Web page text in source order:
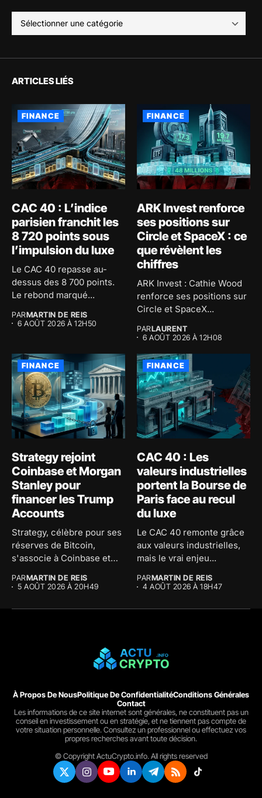
ARTICLES LIÉS
FINANCE
CAC 40 : L’indice
parisien franchit les
8 720 points sous
l’impulsion du luxe
Le CAC 40 repasse au-
dessus des 8 700 points.
Le rebond marqué...
PARMARTIN DE REIS
6 AOÛT 2026 À 12H50
FINANCE
ARK Invest renforce
ses positions sur
Circle et SpaceX : ce
que révèlent les
chiffres
ARK Invest : Cathie Wood
renforce ses positions sur
Circle et SpaceX...
PARLAURENT
6 AOÛT 2026 À 12H08
FINANCE
Strategy rejoint
Coinbase et Morgan
Stanley pour
financer les Trump
Accounts
Strategy, célèbre pour ses
réserves de Bitcoin,
s'associe à Coinbase et
PARMARTIN DE REIS
5 AOÛT 2026 À 20H49
FINANCE
CAC 40 : Les
valeurs industrielles
portent la Bourse de
Paris face au recul
du luxe
Le CAC 40 remonte grâce
aux valeurs industrielles,
mais le vrai enjeu...
PARMARTIN DE REIS
4 AOÛT 2026 À 18H47
À Propos De NousPolitique De ConfidentialitéConditions Générales
Contact
Les informations de ce site internet sont générales, ne constituent pas un
conseil en investissement ou en stratégie, et ne tiennent pas compte de
votre situation personnelle. Consultez un professionnel ou effectuez vos
propres recherches avant toute décision.
© Copyright ActuCrypto.info. All rights reserved